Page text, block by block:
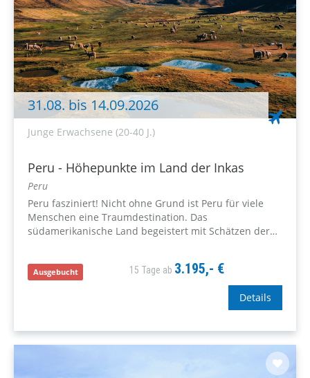
31.08. bis 14.09.2026
Junge Erwachsene (20-40 J.)
Peru - Höhepunkte im Land der Inkas
Peru
Peru fasziniert! Nicht ohne Grund ist Peru für viele
Menschen eine Traumdestination. Das
südamerikanische Land begeistert mit Schätzen der
atemberaubende Landschaften und...
Ausgebucht 15 Tage ab 3.195,- €
Details